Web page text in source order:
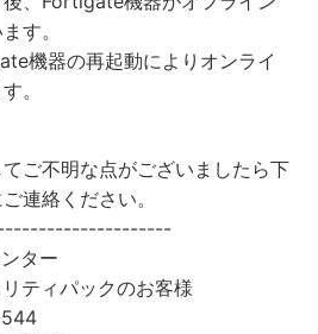
す。
器の再起動によりオンライ
。
ご不明な点がございましたら下
連絡ください。
ター
ティパックのお客様